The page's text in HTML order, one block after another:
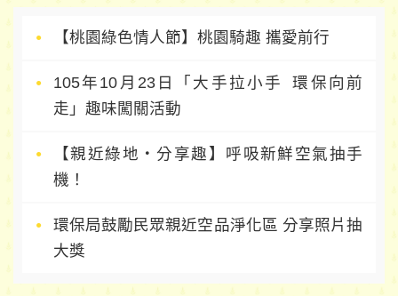
【桃園綠色情人節】桃園騎趣 攜愛前行
105年10月23日「大手拉小手 環保向前
走」趣味闖關活動
【親近綠地‧分享趣】呼吸新鮮空氣抽手
機！
環保局鼓勵民眾親近空品淨化區 分享照片抽
大獎